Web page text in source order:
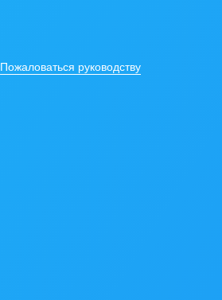
Пожаловаться руководству